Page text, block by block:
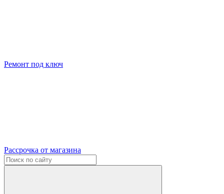
Ремонт под ключ
Рассрочка от магазина